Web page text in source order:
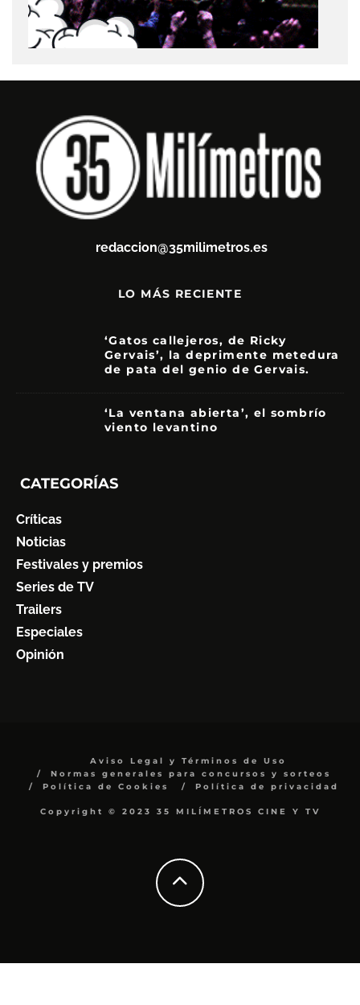
redaccion@35milimetros.es
LO MÁS RECIENTE
‘Gatos callejeros, de Ricky
Gervais’, la deprimente metedura
de pata del genio de Gervais.
‘La ventana abierta’, el sombrío
viento levantino
CATEGORÍAS
Críticas
Noticias
Festivales y premios
Series de TV
Trailers
Especiales
Opinión
Aviso Legal y Términos de Uso
Normas generales para concursos y sorteos
Política de Cookies
Política de privacidad
Copyright © 2023 35 MILÍMETROS CINE Y TV